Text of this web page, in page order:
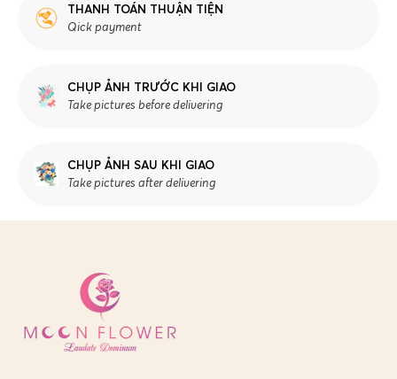
THANH TOÁN THUẬN TIỆN
Qick payment
CHỤP ẢNH TRƯỚC KHI GIAO
Take pictures before delivering
CHỤP ẢNH SAU KHI GIAO
Take pictures after delivering